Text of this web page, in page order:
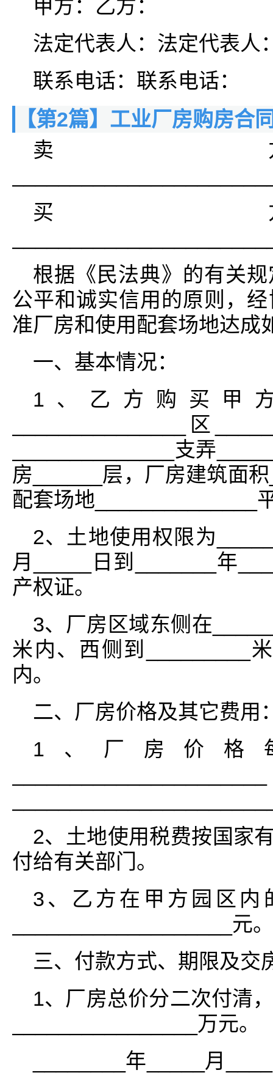
甲方：乙方：
法定代表人：法定代表人
联系电话：联系电话：
【第2篇】工业厂房购房合
卖
买
根据《民法典》的有关
公平和诚实信用的原则，
准厂房和使用配套场地达成
一、基本情况：
1、乙方购买甲方
_______________区
______________支弄
房______层，厂房建筑面
配套场地______________
2、土地使用权限为
月_____日到_______年
产权证。
3、厂房区域东侧在
米内、西侧到_________
内。
二、厂房价格及其它费用
1、厂房价格
2、土地使用税费按国家
付给有关部门。
3、乙方在甲方园区内
___________________元。
三、付款方式、期限及交
1、厂房总价分二次付清
________________万元。
________年_____月